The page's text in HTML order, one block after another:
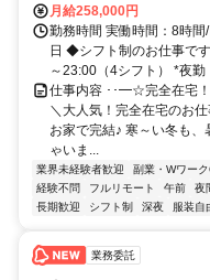
月給258,000円
勤務時間 実働時間：8時
日 ◆シフト制のお仕事で
～23:00（4シフト） *夜
仕事内容 ･･━☆完全在宅
＼大人気！完全在宅のお
お家で完結♪ 寒～い冬も
ゃいま...
業界未経験者歓迎 副業・Wワー
経験不問
フルリモート 午前 夜
長期歓迎
シフト制 深夜 服装自
業務委託